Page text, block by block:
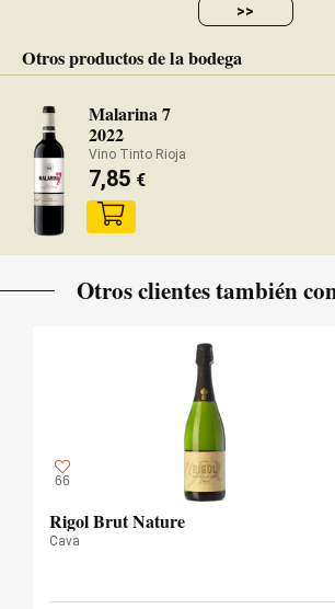
>>
Otros productos de la bodega
Malarina 7
2022
Vino Tinto Rioja
7,85 €
Otros clientes también
66
Rigol Brut Nature
Cava